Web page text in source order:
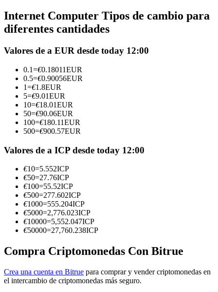
Conviértete en un Trader de Copia
Disfruta del reparto de beneficios y comisiones de copy trading
Información
Análisis de big data que incluye información comercial, etc.
Internet Computer Tipos de cambio para
diferentes cantidades
Valores de a EUR desde today 12:00
0.1=€0.18011EUR
0.5=€0.90056EUR
1=€1.8EUR
5=€9.01EUR
10=€18.01EUR
50=€90.06EUR
100=€180.11EUR
500=€900.57EUR
Valores de a ICP desde today 12:00
€10=5.552ICP
€50=27.76ICP
€100=55.52ICP
€500=277.602ICP
€1000=555.204ICP
€5000=2,776.023ICP
€10000=5,552.047ICP
€50000=27,760.238ICP
Compra Criptomonedas Con Bitrue
Crea una cuenta en Bitrue para comprar y vender criptomonedas en
el intercambio de criptomonedas más seguro.